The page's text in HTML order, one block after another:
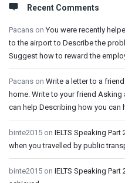
Recent Comments
Pacans onYou were recently
to the airport to Describe the
Suggest how to reward the
Pacans on Write a letter to a
home. Write to your friend
can help Describing how you can
binte2015 on IELTS Speaking
when you travelled by public
binte2015 on IELTS Speaking